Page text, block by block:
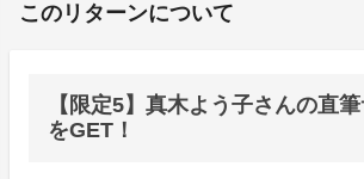
このリターンについて
【限定5】真木よう子さんの直
をGET！